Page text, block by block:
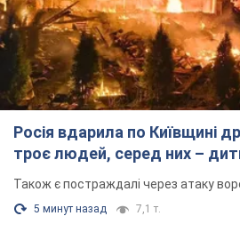
Також є постраждалі через атаку
5 минут назад 7,1 т.
"Верніть Федорова": у
поспіль тривають масові
картонками. Фото і відео
Учасники акцій продовжують серію
6 часов назад 2,6 т.